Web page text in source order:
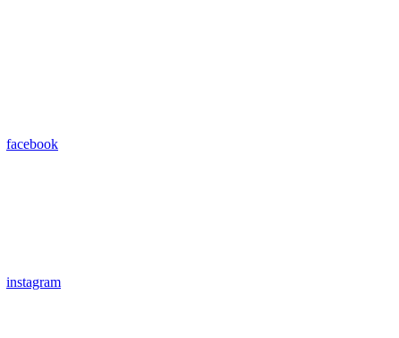
facebook
instagram